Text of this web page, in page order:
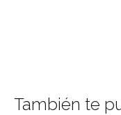
También te